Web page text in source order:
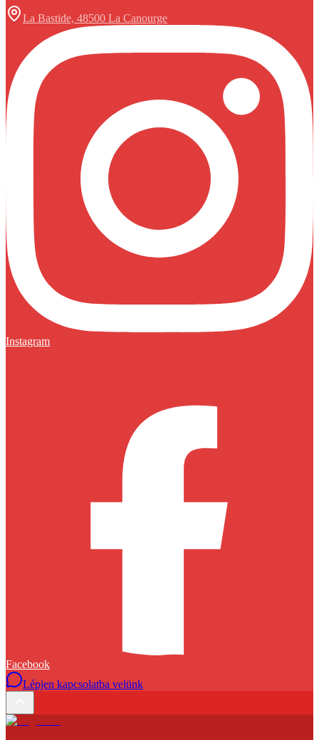
La Bastide, 48500 La Canourge
Instagram
Facebook
Lépjen kapcsolatba velünk